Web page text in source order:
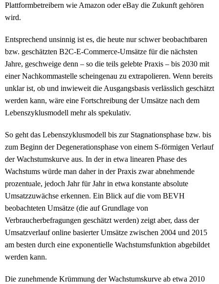
Plattformbetreibern wie Amazon oder eBay die Zukunft gehören
wird.
Entsprechend unsinnig ist es, die heute nur schwer beobachtbaren
bzw. geschätzten B2C-E-Commerce-Umsätze für die nächsten
Jahre, geschweige denn – so die teils gelebte Praxis – bis 2030 mit
einer Nachkommastelle scheingenau zu extrapolieren. Wenn bereits
unklar ist, ob und inwieweit die Ausgangsbasis verlässlich geschätzt
werden kann, wäre eine Fortschreibung der Umsätze nach dem
Lebenszyklusmodell mehr als spekulativ.
So geht das Lebenszyklusmodell bis zur Stagnationsphase bzw. bis
zum Beginn der Degenerationsphase von einem S-förmigen Verlauf
der Wachstumskurve aus. In der in etwa linearen Phase des
Wachstums würde man daher in der Praxis zwar abnehmende
prozentuale, jedoch Jahr für Jahr in etwa konstante absolute
Umsatzzuwächse erkennen. Ein Blick auf die vom BEVH
beobachteten Umsätze (die auf Grundlage von
Verbraucherbefragungen geschätzt werden) zeigt aber, dass der
Umsatzverlauf online basierter Umsätze zwischen 2004 und 2015
am besten durch eine exponentielle Wachstumsfunktion abgebildet
werden kann.
Die zunehmende Krümmung der Wachstumskurve ab etwa 2010